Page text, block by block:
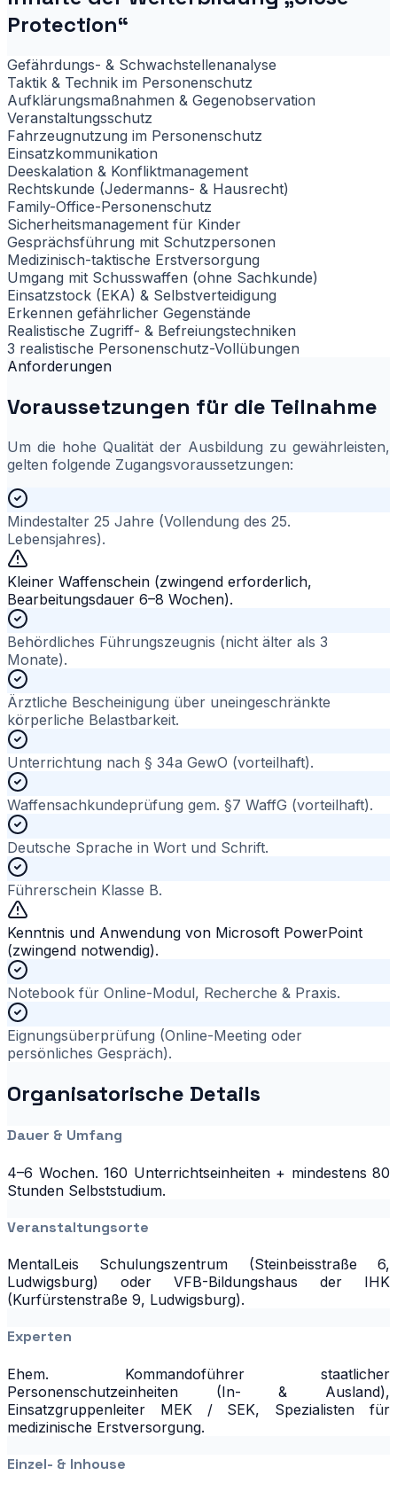
Protection“
Gefährdungs- & Schwachstellenanalyse
Taktik & Technik im Personenschutz
Aufklärungsmaßnahmen & Gegenobservation
Veranstaltungsschutz
Fahrzeugnutzung im Personenschutz
Einsatzkommunikation
Deeskalation & Konfliktmanagement
Rechtskunde (Jedermanns- & Hausrecht)
Family-Office-Personenschutz
Sicherheitsmanagement für Kinder
Gesprächsführung mit Schutzpersonen
Medizinisch-taktische Erstversorgung
Umgang mit Schusswaffen (ohne Sachkunde)
Einsatzstock (EKA) & Selbstverteidigung
Erkennen gefährlicher Gegenstände
Realistische Zugriff- & Befreiungstechniken
3 realistische Personenschutz-Vollübungen
Anforderungen
Voraussetzungen für die Teilnahme
Um die hohe Qualität der Ausbildung zu gewährleisten,
gelten folgende Zugangsvoraussetzungen:
Mindestalter 25 Jahre (Vollendung des 25.
Lebensjahres).
Kleiner Waffenschein (zwingend erforderlich,
Bearbeitungsdauer 6–8 Wochen).
Behördliches Führungszeugnis (nicht älter als 3
Monate).
Ärztliche Bescheinigung über uneingeschränkte
körperliche Belastbarkeit.
Unterrichtung nach § 34a GewO (vorteilhaft).
Waffensachkundeprüfung gem. §7 WaffG (vorteilhaft).
Deutsche Sprache in Wort und Schrift.
Führerschein Klasse B.
Kenntnis und Anwendung von Microsoft PowerPoint
(zwingend notwendig).
Notebook für Online-Modul, Recherche & Praxis.
Eignungsüberprüfung (Online-Meeting oder
persönliches Gespräch).
Organisatorische Details
Dauer & Umfang
4–6 Wochen. 160 Unterrichtseinheiten + mindestens 80
Stunden Selbststudium.
Veranstaltungsorte
MentalLeis Schulungszentrum (Steinbeisstraße 6,
Ludwigsburg) oder VFB-Bildungshaus der IHK
(Kurfürstenstraße 9, Ludwigsburg).
Experten
Ehem. Kommandoführer staatlicher
Personenschutzeinheiten (In- & Ausland),
Einsatzgruppenleiter MEK / SEK, Spezialisten für
medizinische Erstversorgung.
Einzel- & Inhouse